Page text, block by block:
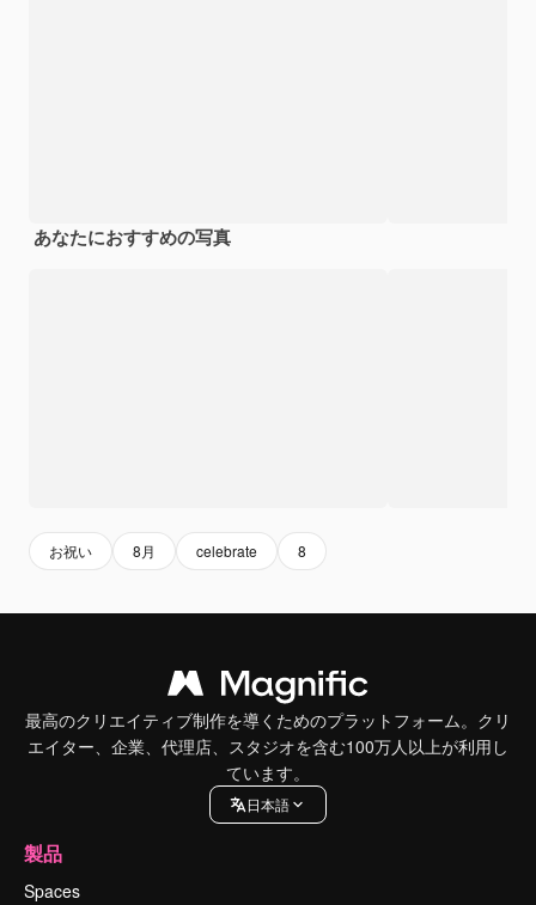
あなたにおすすめの写真
お祝い 8月 celebrate 8
最高のクリエイティブ制作を導くためのプラットフォーム。クリ
エイター、企業、代理店、スタジオを含む100万人以上が利用し
ています。
日本語
製品
Spaces